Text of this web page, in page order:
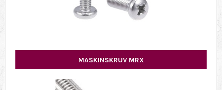
MASKINSKRUV MRX